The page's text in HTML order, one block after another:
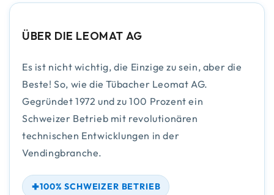
ÜBER DIE LEOMAT AG
Es ist nicht wichtig, die Einzige zu sein, aber die
Beste! So, wie die Tübacher Leomat AG.
Gegründet 1972 und zu 100 Prozent ein
Schweizer Betrieb mit revolutionären
technischen Entwicklungen in der
Vendingbranche.
100% SCHWEIZER BETRIEB